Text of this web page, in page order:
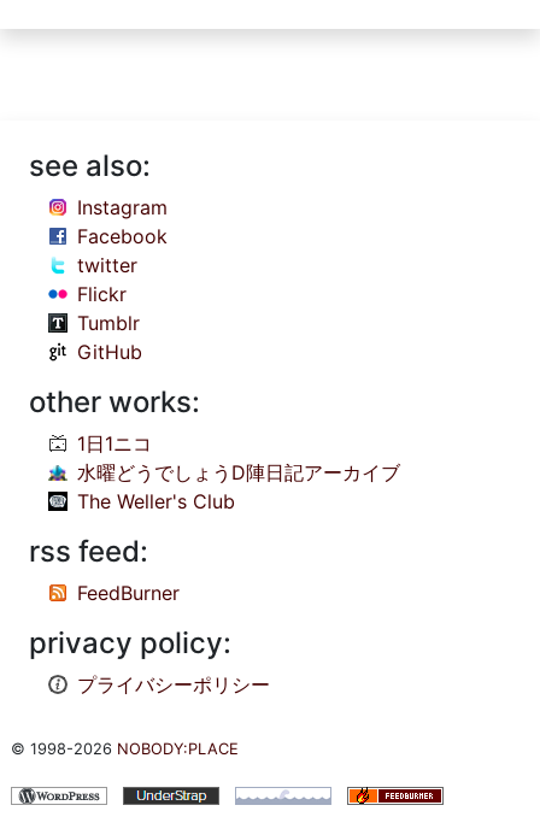
see also:
Instagram
Facebook
twitter
Flickr
Tumblr
GitHub
other works:
1日1ニコ
水曜どうでしょうD陣日記アーカイブ
The Weller's Club
rss feed:
FeedBurner
privacy policy:
プライバシーポリシー
© 1998-2026 NOBODY:PLACE